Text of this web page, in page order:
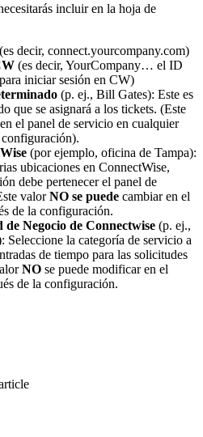
ás incluir en la hoja de
(es decir, connect.yourcompany.com)
(es decir, YourCompany… el ID
para iniciar sesión en CW)
(p. ej., Bill Gates): Este es
que se asignará a los tickets. (Este
en el panel de servicio en cualquier
configuración).
(por ejemplo, oficina de Tampa):
ubicaciones en ConnectWise,
ón debe pertenecer el panel de
valor NO se puede cambiar en el
s de la configuración.
de Negocio de Connectwise (p. ej.,
: Seleccione la categoría de servicio a
de tiempo para las solicitudes
NO se puede modificar en el
és de la configuración.